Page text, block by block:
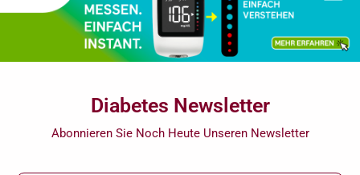
Diabetes Newsletter
Abonnieren Sie Noch Heute Unseren Newsletter